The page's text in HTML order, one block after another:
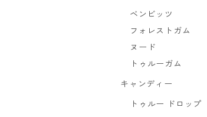
ベンビッツ
フォレストガム
ヌード
トゥルーガム
キャンディー
トゥルー ドロップ